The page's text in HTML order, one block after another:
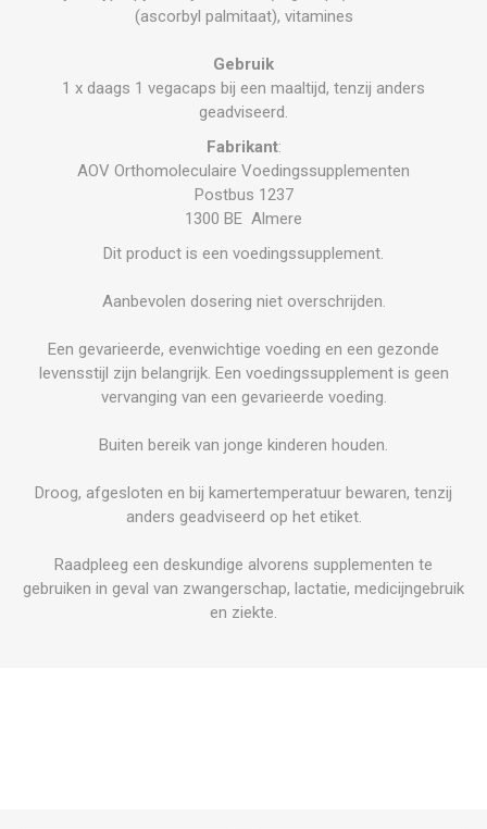
(ascorbyl palmitaat), vitamines
Gebruik
1 x daags 1 vegacaps bij een maaltijd, tenzij anders
geadviseerd.
Fabrikant:
AOV Orthomoleculaire Voedingssupplementen
Postbus 1237
1300 BE Almere
Dit product is een voedingssupplement.
Aanbevolen dosering niet overschrijden.
Een gevarieerde, evenwichtige voeding en een gezonde
levensstijl zijn belangrijk. Een voedingssupplement is geen
vervanging van een gevarieerde voeding.
Buiten bereik van jonge kinderen houden.
Droog, afgesloten en bij kamertemperatuur bewaren, tenzij
anders geadviseerd op het etiket.
Raadpleeg een deskundige alvorens supplementen te
gebruiken in geval van zwangerschap, lactatie, medicijngebruik
en ziekte.